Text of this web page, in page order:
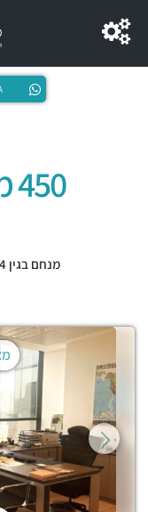
450 מ"ר, גמר גבוה!
מנחם בגין 154,